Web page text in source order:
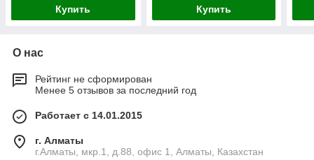
Купить Купить
О нас
Рейтинг не сформирован
Менее 5 отзывов за последний год
Работает с 14.01.2015
г. Алматы
г.Алматы, мкр.1, д.88, офис 1, Алматы, Казахстан